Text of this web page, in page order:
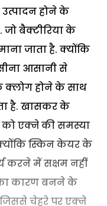
होने के
बैक्टीरिया के
जाता है. क्योंकि
आसानी से
क्लोग होने के साथ
है. खासकर के
एक्ने की समस्या
स्किन केयर के
करने में सक्षम नहीं
कारण बनने के
जिससे चेहरे पर एक्ने